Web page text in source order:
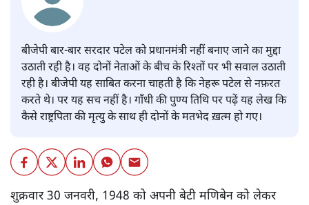
बीजेपी बार-बार सरदार पटेल को प्रधानमंत्री नहीं बनाए जाने का मुद्दा
उठाती रही है। वह दोनों नेताओं के बीच के रिश्तों पर भी सवाल उठाती
रही है। बीजेपी यह साबित करना चाहती है कि नेहरू पटेल से नफ़रत
करते थे। पर यह सच नहीं है। गाँधी की पुण्य तिथि पर पढ़ें यह लेख कि
कैसे राष्ट्रपिता की मृत्यु के साथ ही दोनों के मतभेद ख़त्म हो गए।
शुक्रवार 30 जनवरी, 1948 को अपनी बेटी मणिबेन को लेकर